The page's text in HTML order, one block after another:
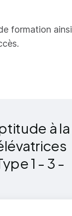
formation ainsi
à la
1 - 3 -